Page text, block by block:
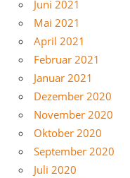
Juni 2021
Mai 2021
April 2021
Februar 2021
Januar 2021
Dezember 2020
November 2020
Oktober 2020
September 2020
Juli 2020